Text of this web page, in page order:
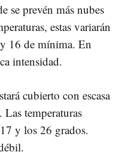
se prevén más nubes
estas variarán
16 de mínima. En
intensidad.
cubierto con escasa
temperaturas
y los 26 grados.